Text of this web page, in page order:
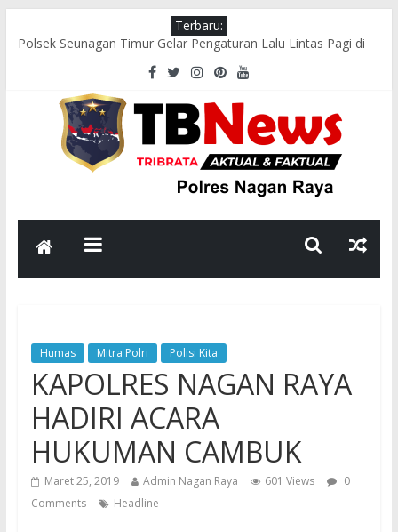
Terbaru:
Polsek Seunagan Timur Gelar Pengaturan Lalu Lintas Pagi di
Lokasi Rawan Kecelakaan dan Kemacetan
Polsek Tadu Raya Gelar “Sawe Kede Kopi”, Perkuat Silaturahmi
dan Sinergi dengan Masyarakat
Polsek Seunagan Timur Sosialisasikan Pencegahan Narkoba
kepada Masyarakat
Polsek Kuala Pesisir Sosialisasikan Pencegahan Karhutla, Ajak
Masyarakat Hentikan Pembakaran Hutan dan Lahan
Polsek Seunagan Timur Sosialisasikan Pencegahan Karhutla
kepada Masyarakat
Humas Mitra Polri Polisi Kita
KAPOLRES NAGAN RAYA
HADIRI ACARA
HUKUMAN CAMBUK
Maret 25, 2019 Admin Nagan Raya 601 Views
0
Comments
Headline